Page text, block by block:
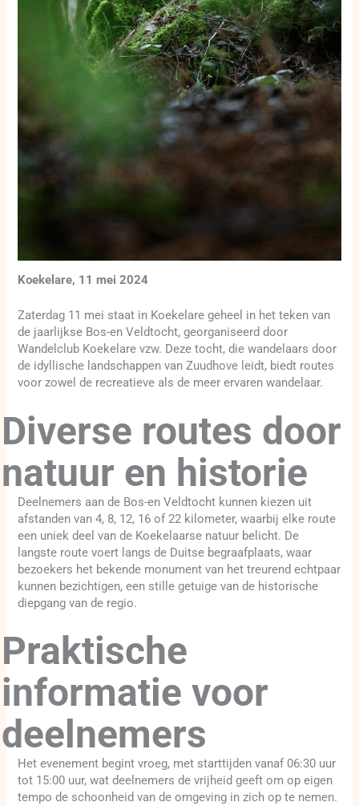
Koekelare, 11 mei 2024
Zaterdag 11 mei staat in Koekelare geheel in het teken van
de jaarlijkse Bos-en Veldtocht, georganiseerd door
Wandelclub Koekelare vzw. Deze tocht, die wandelaars door
de idyllische landschappen van Zuudhove leidt, biedt routes
voor zowel de recreatieve als de meer ervaren wandelaar.
Diverse routes door
natuur en historie
Deelnemers aan de Bos-en Veldtocht kunnen kiezen uit
afstanden van 4, 8, 12, 16 of 22 kilometer, waarbij elke route
een uniek deel van de Koekelaarse natuur belicht. De
langste route voert langs de Duitse begraafplaats, waar
bezoekers het bekende monument van het treurend echtpaar
kunnen bezichtigen, een stille getuige van de historische
diepgang van de regio.
Praktische
informatie voor
deelnemers
Het evenement begint vroeg, met starttijden vanaf 06:30 uur
tot 15:00 uur, wat deelnemers de vrijheid geeft om op eigen
tempo de schoonheid van de omgeving in zich op te nemen.